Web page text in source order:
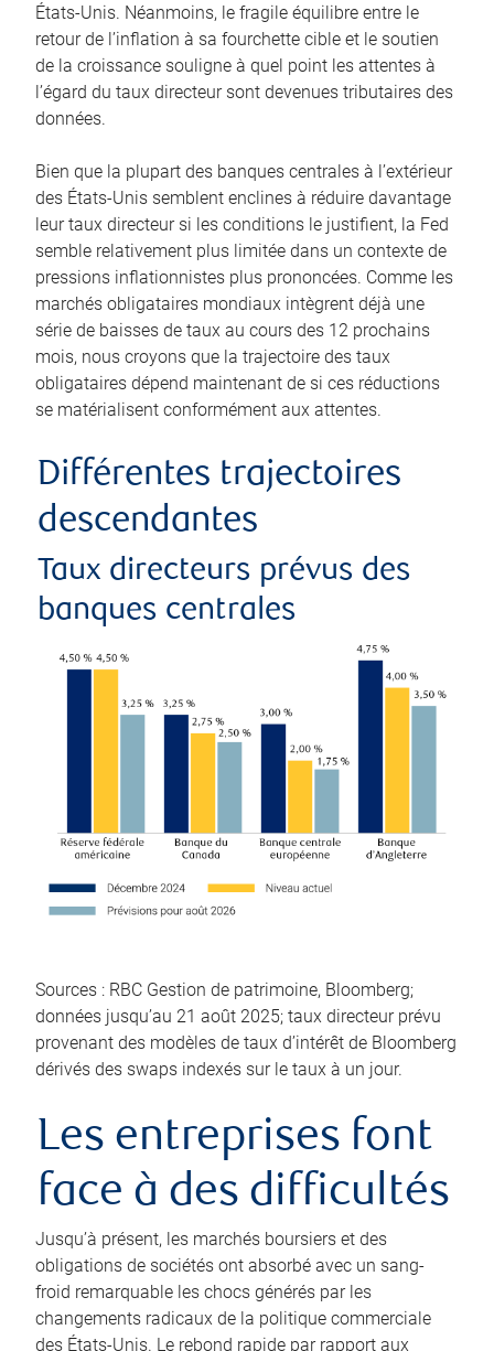
États-Unis. Néanmoins, le fragile équilibre entre le
retour de l’inflation à sa fourchette cible et le soutien
de la croissance souligne à quel point les attentes à
l’égard du taux directeur sont devenues tributaires des
données.
Bien que la plupart des banques centrales à l’extérieur
des États-Unis semblent enclines à réduire davantage
leur taux directeur si les conditions le justifient, la Fed
semble relativement plus limitée dans un contexte de
pressions inflationnistes plus prononcées. Comme les
marchés obligataires mondiaux intègrent déjà une
série de baisses de taux au cours des 12 prochains
mois, nous croyons que la trajectoire des taux
obligataires dépend maintenant de si ces réductions
se matérialisent conformément aux attentes.
Différentes trajectoires
descendantes
Taux directeurs prévus des
banques centrales
Sources : RBC Gestion de patrimoine, Bloomberg;
données jusqu’au 21 août 2025; taux directeur prévu
provenant des modèles de taux d’intérêt de Bloomberg
dérivés des swaps indexés sur le taux à un jour.
Les entreprises font
face à des difficultés
Jusqu’à présent, les marchés boursiers et des
obligations de sociétés ont absorbé avec un sang-
froid remarquable les chocs générés par les
changements radicaux de la politique commerciale
des États-Unis. Le rebond rapide par rapport aux